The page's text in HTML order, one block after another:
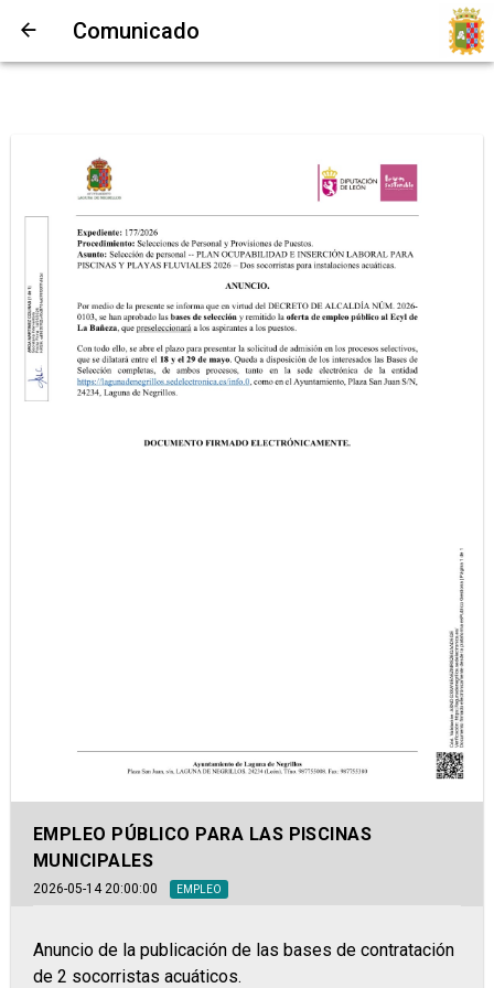
Comunicado
EMPLEO PÚBLICO PARA LAS PISCINAS
MUNICIPALES
2026-05-14 20:00:00 EMPLEO
Anuncio de la publicación de las bases de contratación
de 2 socorristas acuáticos.